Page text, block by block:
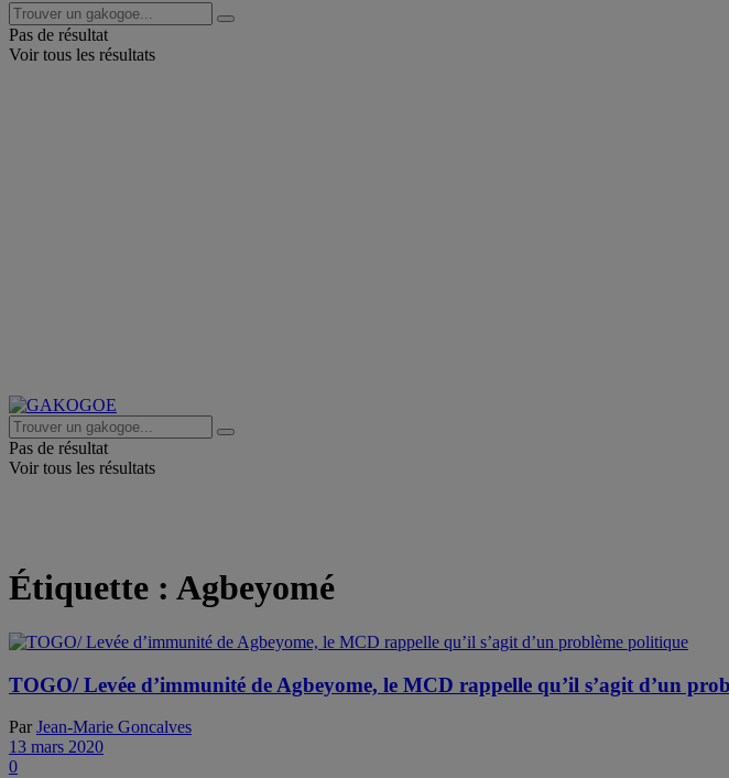
Pas de résultat
Voir tous les résultats
Pas de résultat
Voir tous les résultats
Étiquette : Agbeyomé
TOGO/ Levée d’immunité de Agbeyome, le MCD rappelle qu’il s’agit d’un
Par Jean-Marie Goncalves
13 mars 2020
0